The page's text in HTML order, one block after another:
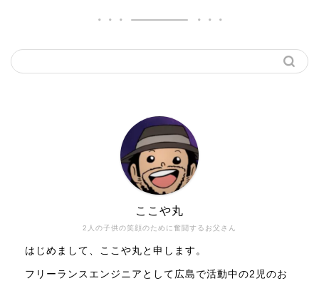
2人の子供の笑顔のために奮闘するお父さん
ここや丸
はじめまして、ここや丸と申します。
フリーランスエンジニアとして広島で活動中の2児のお